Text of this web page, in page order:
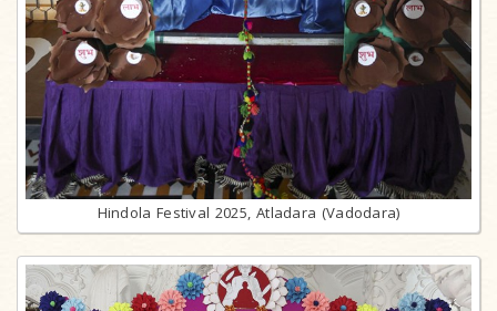
Hindola Festival 2025, Atladara (Vadodara)